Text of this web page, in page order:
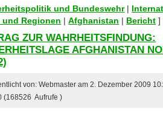
und Bundeswehr|
und Regionen |Afghanistan | Bericht ]
ZUR WAHRHEITSFINDUNG:
AFGHANISTAN
von: Webmaster am 2. Dezember 2009
(168526 Aufrufe )